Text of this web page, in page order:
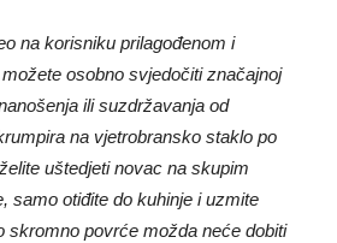
na korisniku prilagođenom i
osobno svjedočiti značajnoj
ili suzdržavanja od
na vjetrobransko staklo po
uštedjeti novac na skupim
samo otiđite do kuhinje i uzmite
skromno povrće možda neće dobiti